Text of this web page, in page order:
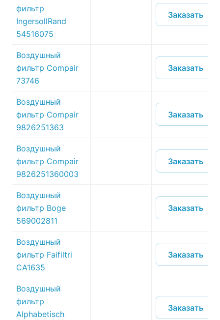
фильтр
IngersollRand
54516075
Заказать
Воздушный
фильтр Compair
73746
Заказать
Воздушный
фильтр Compair
9826251363
Заказать
Воздушный
фильтр Compair
9826251360003
Заказать
Воздушный
фильтр Boge
569002811
Заказать
Воздушный
фильтр Faifiltri
CA1635
Заказать
Воздушный
фильтр
Alphabetisch
Заказать